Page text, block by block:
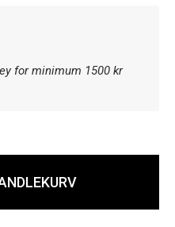
for minimum 1500 kr